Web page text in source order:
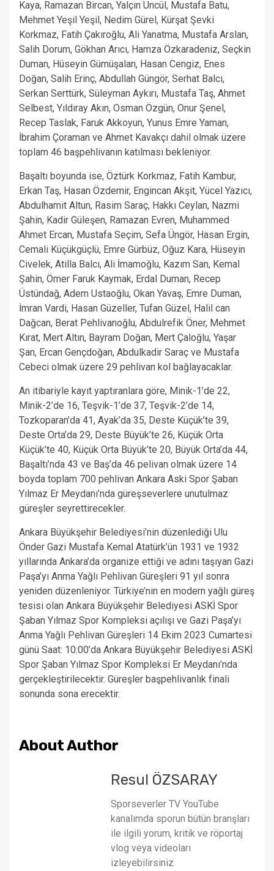
Kaya, Ramazan Bircan, Yalçın Üncül, Mustafa Batu,
Mehmet Yeşil Yeşil, Nedim Gürel, Kürşat Şevki
Korkmaz, Fatih Çakıroğlu, Ali Yanatma, Mustafa Arslan,
Salih Dorum, Gökhan Arıcı, Hamza Özkaradeniz, Seçkin
Duman, Hüseyin Gümüşalan, Hasan Cengiz, Enes
Doğan, Salih Erinç, Abdullah Güngör, Serhat Balcı,
Serkan Serttürk, Süleyman Aykırı, Mustafa Taş, Ahmet
Selbest, Yıldıray Akın, Osman Özgün, Onur Şenel,
Recep Taslak, Faruk Akkoyun, Yunus Emre Yaman,
İbrahim Çoraman ve Ahmet Kavakçı dahil olmak üzere
toplam 46 başpehlivanın katılması bekleniyor.
Başaltı boyunda ise, Öztürk Korkmaz, Fatih Kambur,
Erkan Taş, Hasan Özdemir, Engincan Akşit, Yücel Yazıcı,
Abdulhamit Altun, Rasim Saraç, Hakkı Ceylan, Nazmi
Şahin, Kadir Güleşen, Ramazan Evren, Muhammed
Ahmet Ercan, Mustafa Seçim, Sefa Üngör, Hasan Ergin,
Cemali Küçükgüçlü, Emre Gürbüz, Oğuz Kara, Hüseyin
Civelek, Atilla Balcı, Ali İmamoğlu, Kazım San, Kemal
Şahin, Ömer Faruk Kaymak, Erdal Duman, Recep
Üstündağ, Adem Ustaoğlu, Okan Yavaş, Emre Duman,
İmran Vardi, Hasan Güzeller, Tufan Güzel, Halil can
Dağcan, Berat Pehlivanoğlu, Abdulrefik Öner, Mehmet
Kırat, Mert Altın, Bayram Doğan, Mert Çaloğlu, Yaşar
Şan, Ercan Gençdoğan, Abdulkadir Saraç ve Mustafa
Cebeci olmak üzere 29 pehlivan kol bağlayacaklar.
An itibariyle kayıt yaptıranlara göre, Minik-1’de 22,
Minik-2’de 16, Teşvik-1’de 37, Teşvik-2’de 14,
Tozkoparan’da 41, Ayak’da 35, Deste Küçük’te 39,
Deste Orta’da 29, Deste Büyük’te 26, Küçük Orta
Küçük’te 40, Küçük Orta Büyük’te 20, Büyük Orta’da 44,
Başaltı’nda 43 ve Baş’da 46 pelivan olmak üzere 14
boyda toplam 700 pehlivan Ankara Aski Spor Şaban
Yılmaz Er Meydanı’nda güreşseverlere unutulmaz
güreşler seyrettirecekler.
Ankara Büyükşehir Belediyesi’nin düzenlediği Ulu
Önder Gazi Mustafa Kemal Atatürk’ün 1931 ve 1932
yıllarında Ankara’da organize ettiği ve adını taşıyan Gazi
Paşa’yı Anma Yağlı Pehlivan Güreşleri 91 yıl sonra
yeniden düzenleniyor. Türkiye’nin en modern yağlı güreş
tesisi olan Ankara Büyükşehir Belediyesi ASKİ Spor
Şaban Yılmaz Spor Kompleksi açılışı ve Gazi Paşa’yı
Anma Yağlı Pehlivan Güreşleri 14 Ekim 2023 Cumartesi
günü Saat: 10:00’da Ankara Büyükşehir Belediyesi ASKİ
Spor Şaban Yılmaz Spor Kompleksi Er Meydanı’nda
gerçekleştirilecektir. Güreşler başpehlivanlık finali
sonunda sona erecektir.
About Author
Resul ÖZSARAY
Sporseverler TV YouTube
kanalımda sporun bütün branşları
ile ilgili yorum, kritik ve röportaj
vlog veya videoları
izleyebilirsiniz.